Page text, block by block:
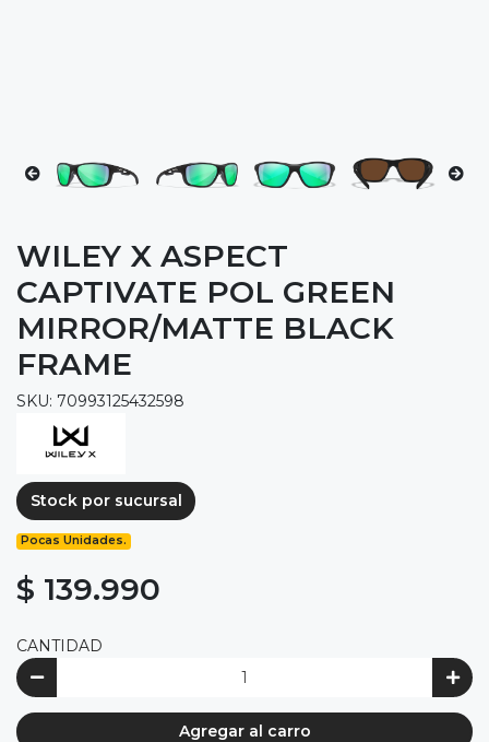
WILEY X ASPECT
CAPTIVATE POL GREEN
MIRROR/MATTE BLACK
FRAME
SKU: 70993125432598
Stock por sucursal
Pocas Unidades.
$ 139.990
CANTIDAD
Agregar al carro